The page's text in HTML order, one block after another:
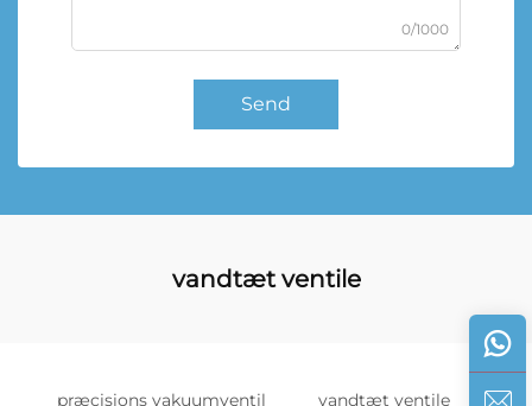
0/1000
Send
vandtæt ventile
præcisions vakuumventil vandtæt ventile